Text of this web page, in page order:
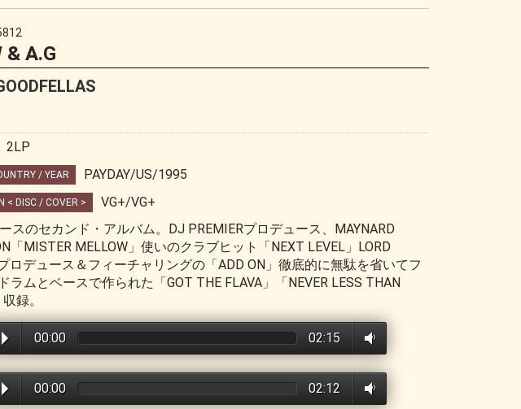
& A.G
2LP
/ YEAR PAYDAY/US/1995
< DISC / COVER >
VG+/VG+
スのセカンド・アルバム。DJ PREMIERプロデュース、MAYNARD
「MISTER MELLOW」使いのクラブヒット「NEXT LEVEL」LORD
ロデュース＆フィーチャリングの「ADD ON」徹底的に無駄を省いてフ
ラムとベースで作られた「GOT THE FLAVA」「NEVER LESS THAN
録。
00:00 02:15
00:00 02:12